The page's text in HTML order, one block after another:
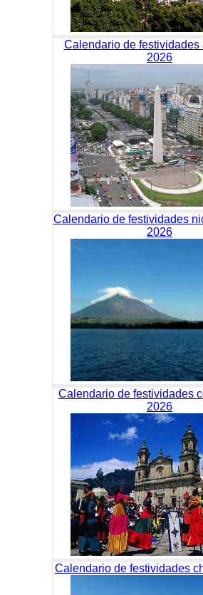
Calendario de festividades
2026
Calendario de festividades
2026
Calendario de festividades
2026
Calendario de festividades